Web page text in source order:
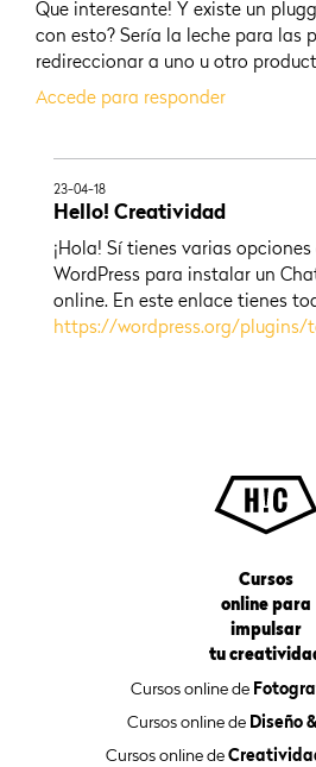
Que interesante! Y existe un
con esto? Sería la leche para las
redireccionar a uno u otro
Accede para responder
23-04-18
Hello! Creatividad
¡Hola! Sí tienes varias
WordPress para instalar un
online. En este enlace tienes
https://wordpress.org/
Cursos
online para
impulsar
tu
Cursos online de
Cursos online de Diseño
Cursos online de